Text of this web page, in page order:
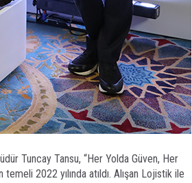
Tuncay Tansu, “Her Yolda Güven, Her
2022 yılında atıldı. Alışan Lojistik ile